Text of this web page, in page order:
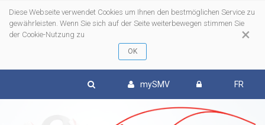
×
Diese Webseite verwendet Cookies um Ihnen den bestmöglichen Service zu
gewährleisten. Wenn Sie sich auf der Seite weiterbewegen stimmen Sie
der Cookie-Nutzung zu
mySMV FR